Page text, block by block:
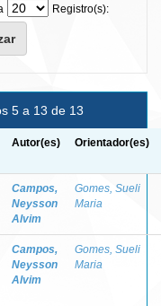
Registro(s):
5 a 13 de 13
Autor(es) Orientador(es)
Campos,
Neysson
Alvim
Gomes, Sueli
Maria
Campos,
Neysson
Alvim
Gomes, Sueli
Maria